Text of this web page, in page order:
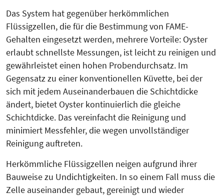
Das System hat gegenüber herkömmlichen
Flüssigzellen, die für die Bestim­mung von FAME-
Gehalten eingesetzt werden, mehrere Vorteile: Oyster
erlaubt schnellste Messungen, ist leicht zu reinigen und
gewährleistet einen hohen Probendurchsatz. Im
Gegensatz zu einer konventionellen Küvette, bei der
sich mit jedem Auseinanderbauen die Schichtdicke
ändert, bietet Oyster kontinuierlich die gleiche
Schichtdicke. Das vereinfacht die Reinigung und
minimiert Messfehler, die wegen unvollständiger
Reinigung auftreten.
Herkömmliche Flüssigzellen neigen aufgrund ihrer
Bauweise zu Undichtigkeiten. In so einem Fall muss die
Zelle auseinander gebaut, gereinigt und wieder